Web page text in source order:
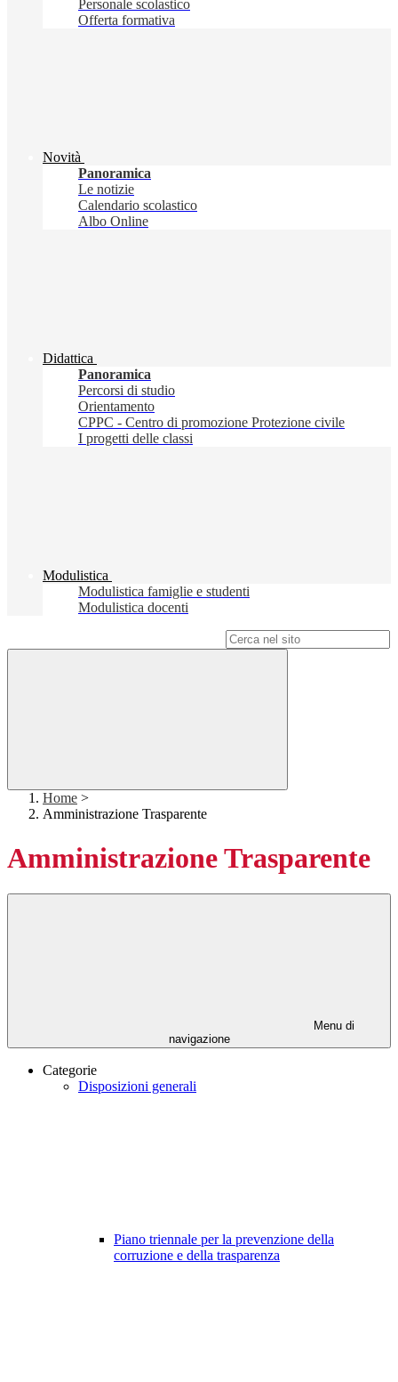
Personale scolastico
Offerta formativa
Novità
Panoramica
Le notizie
Calendario scolastico
Albo Online
Didattica
Panoramica
Percorsi di studio
Orientamento
CPPC - Centro di promozione Protezione civile
I progetti delle classi
Modulistica
Modulistica famiglie e studenti
Modulistica docenti
Home >
Amministrazione Trasparente
Amministrazione Trasparente
Menu di
navigazione
Categorie
Disposizioni generali
Piano triennale per la prevenzione della
corruzione e della trasparenza